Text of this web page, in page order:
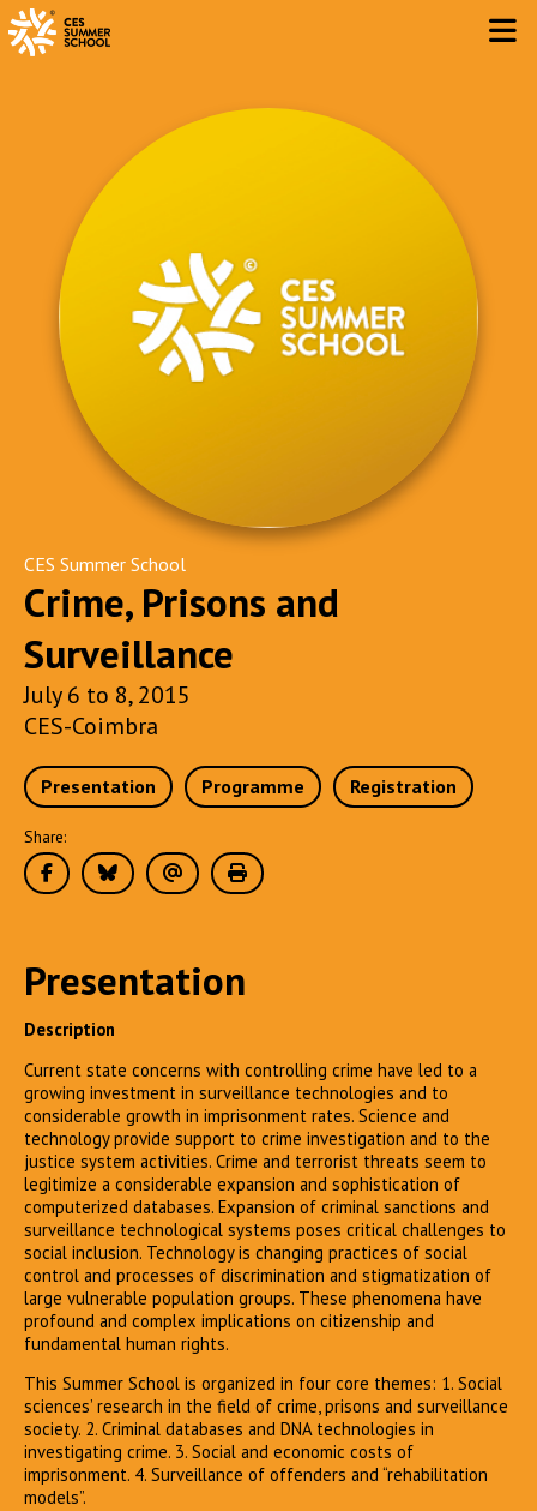
CES Summer School
Crime, Prisons and
Surveillance
July 6 to 8, 2015
CES-Coimbra
Presentation Programme Registration
Share:
Presentation
Description
Current state concerns with controlling crime have led to a
growing investment in surveillance technologies and to
considerable growth in imprisonment rates. Science and
technology provide support to crime investigation and to the
justice system activities. Crime and terrorist threats seem to
legitimize a considerable expansion and sophistication of
computerized databases. Expansion of criminal sanctions and
surveillance technological systems poses critical challenges to
social inclusion. Technology is changing practices of social
control and processes of discrimination and stigmatization of
large vulnerable population groups. These phenomena have
profound and complex implications on citizenship and
fundamental human rights.
This Summer School is organized in four core themes: 1. Social
sciences’ research in the field of crime, prisons and surveillance
society. 2. Criminal databases and DNA technologies in
investigating crime. 3. Social and economic costs of
imprisonment. 4. Surveillance of offenders and “rehabilitation
models”.